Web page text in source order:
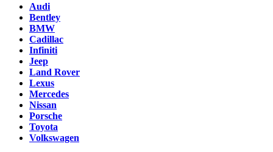
Audi
Bentley
BMW
Cadillac
Infiniti
Jeep
Land Rover
Lexus
Mercedes
Nissan
Porsche
Toyota
Volkswagen